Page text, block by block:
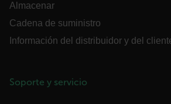
Almacenar
Cadena de suministro
Información del distribuidor y del
Soporte y servicio
Cookies de rendimiento